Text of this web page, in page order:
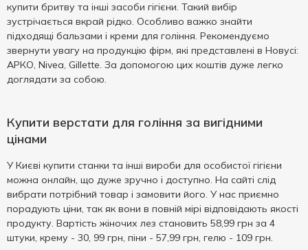
купити бритву та інші засоби гігієни. Такий вибір
зустрічається вкрай рідко. Особливо важко знайти
підходящі бальзами і креми для гоління. Рекомендуємо
звернути увагу на продукцію фірм, які представлені в Новусі:
АРКО, Nivea, Gillette. За допомогою цих коштів дуже легко
доглядати за собою.
Купити верстати для гоління за вигідними
цінами
У Києві купити станки та інші вироби для особистої гігієни
можна онлайн, що дуже зручно і доступно. На сайті слід
вибрати потрібний товар і замовити його. У нас приємно
порадують ціни, так як вони в повній мірі відповідають якості
продукту. Вартість жіночих лез становить 58,99 грн за 4
штуки, крему - 30, 99 грн, піни - 57,99 грн, гелю - 109 грн.